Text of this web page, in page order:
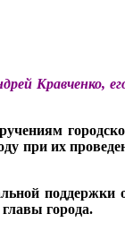
Кравченко,
при их
поддержки
города.